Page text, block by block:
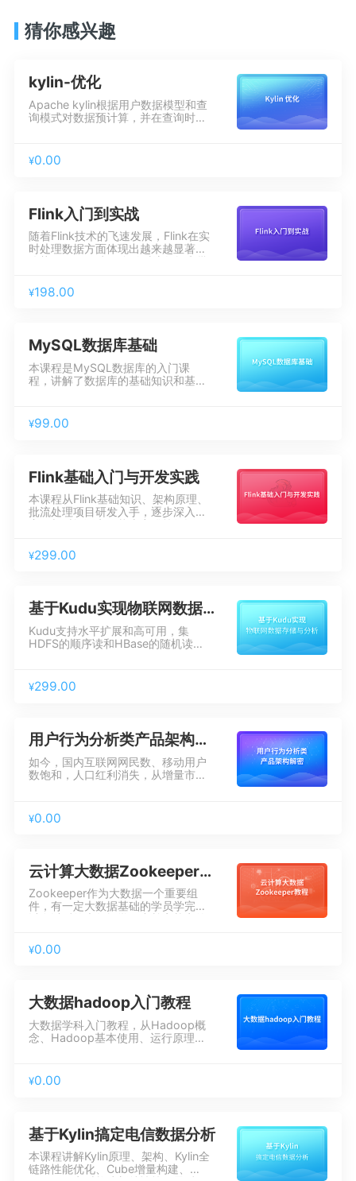
猜你感兴趣
kylin-优化
Apache kylin根据用户数据模型和查
询模式对数据预计算，并在查询时直
算时间不断延长，预计算数据急剧膨
胀导致存储压力成倍增加，最终反而
技巧
¥0.00
Flink入门到实战
随着Flink技术的飞速发展，Flink在实
时处理数据方面体现出越来越显著的
优势。Flink作为一个针对流数据和批
越来越广泛。本课程将从Flink一站式
处理框架的基础安装/技术要点/相关
发技术。
¥198.00
MySQL数据库基础
本课程是MySQL数据库的入门课
程，讲解了数据库的基础知识和基本
操作MySQL数据库。最后，提出
了“事务”和“索引”两个重要的概念，
基本的了解，具备操作使用数据库的
能力。
¥99.00
Flink基础入门与开发实践
本课程从Flink基础知识、架构原理、
批流处理项目研发入手，逐步深入到
窗口与时间语义、状态容错等知识，
程、Flink CEP，最后以Flink融合
Blink新特性结尾，本课程为你建立完
¥299.00
基于Kudu实现物联网数据存储与分析
Kudu支持水平扩展和高可用，集
HDFS的顺序读和HBase的随机读写
Kudu优化技巧、表与模式设计等，
最后结合一个物联网数据存储分析项
应对大规模数据分析和随机读写问
题。
¥299.00
用户行为分析类产品架构解密
如今，国内互联网网民数、移动用户
数饱和，人口红利消失，从增量市场
纷纷把目光由结果数据分析转移到过
程数据分析(用户行为数据)，本课旨
的思想，供大家参考。
¥0.00
云计算大数据Zookeeper教程
Zookeeper作为大数据一个重要组
件，有一定大数据基础的学员学完可
以在以后的大数据学习中奠定扎实的
机制和zookeeper的基本操作。
¥0.00
大数据hadoop入门教程
大数据学科入门教程，从Hadoop概
念、Hadoop基本使用、运行原理、
中的文件存储功能分布式编程框架，
了解离线大数据处理的基本流程。
¥0.00
基于Kylin搞定电信数据分析
本课程讲解Kylin原理、架构、Kylin全
链路性能优化、Cube增量构建、